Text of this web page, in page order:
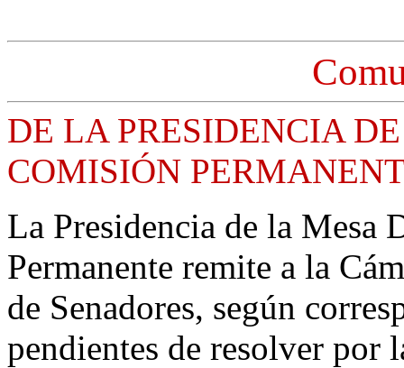
DE LA PRESIDENCIA
COMISIÓN
La Presidencia de la Mesa
Permanente remite a la
de Senadores, según
pendientes de resolver por